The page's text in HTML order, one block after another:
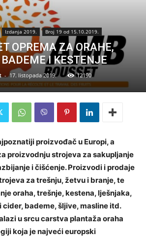
Izdanja 2019. Broj 19 od 15.10.2019.
OPREMA ZA ORAHE,
I KESTENJE
- 17. listopada 2019. 12190
proizvođač u Europi, a
proizvodnju strojeva za sakupljanje
i čišćenje. Proizvodi i prodaje
za trešnju, žetvu i branje, te
oraha, trešnje, kestena, lješnjaka,
cider, bademe, šljive, masline itd.
u srcu carstva plantaža oraha
koja je najveći europski